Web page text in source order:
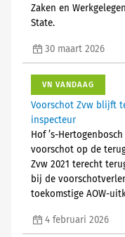
Zaken en
State.
30 maart 2026
VN VANDAAG
Voorschot Zvw blijft
inspecteur
Hof ’s-
voorschot op de
Zvw 2021 terecht
bij de
toekomstige AOW-
4 februari 2026